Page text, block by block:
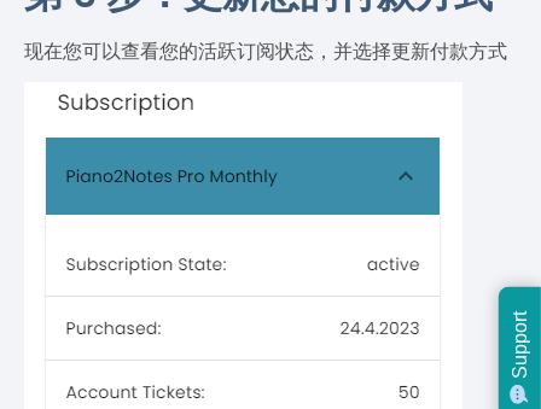
现在您可以查看您的活跃订阅状态，并选择更新付款方式
Support